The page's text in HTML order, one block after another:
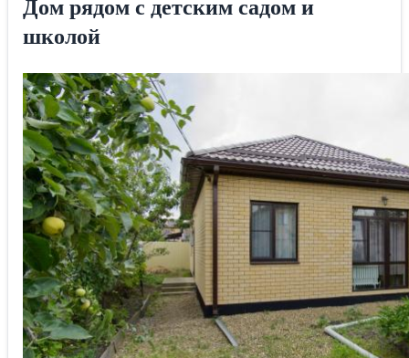
Дом рядом с детским садом и
школой